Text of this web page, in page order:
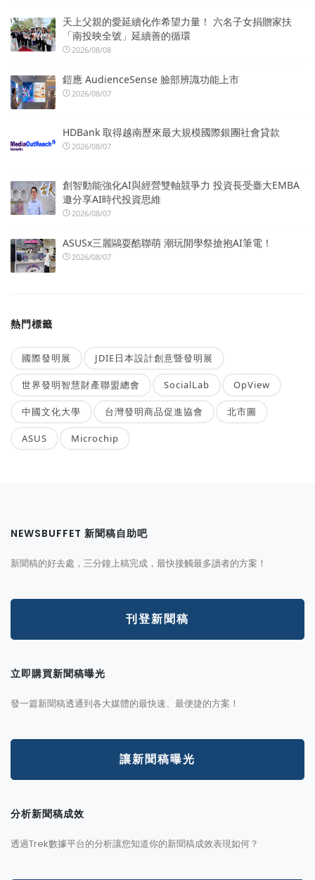
天上父親的愛延續化作希望力量！ 六名子女捐贈家扶
「南投映全號」延續善的循環
2026/08/08
鎧應 AudienceSense 臉部辨識功能上市
2026/08/07
HDBank 取得越南歷來最大規模國際銀團社會貸款
2026/08/07
創智動能強化AI與經營雙軸競爭力 投資長受臺大EMBA
邀分享AI時代投資思維
2026/08/07
ASUSx三麗鷗耍酷聯萌 潮玩開學祭搶抱AI筆電！
2026/08/07
熱門標籤
國際發明展 JDIE日本設計創意暨發明展
世界發明智慧財產聯盟總會 SocialLab OpView
中國文化大學 台灣發明商品促進協會 北市圖
ASUS Microchip
NEWSBUFFET 新聞稿自助吧
新聞稿的好去處，三分鐘上稿完成，最快接觸最多讀者的方案！
刊登新聞稿
立即購買新聞稿曝光
發一篇新聞稿透通到各大媒體的最快速、最便捷的方案！
讓新聞稿曝光
分析新聞稿成效
透過Trek數據平台的分析讓您知道你的新聞稿成效表現如何？